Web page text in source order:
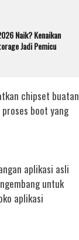
Naik? Kenaikan
Jadi Pemicu
chipset buatan
boot yang
aplikasi asli
untuk
aplikasi